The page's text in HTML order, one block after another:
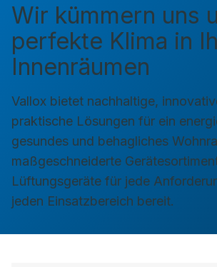
Wir kümmern uns
perfekte Klima in
Innenräumen
Vallox bietet nachhaltige,
praktische Lösungen für ein
gesundes und behagliches
maßgeschneiderte
Lüftungsgeräte für jede
jeden Einsatzbereich bereit.